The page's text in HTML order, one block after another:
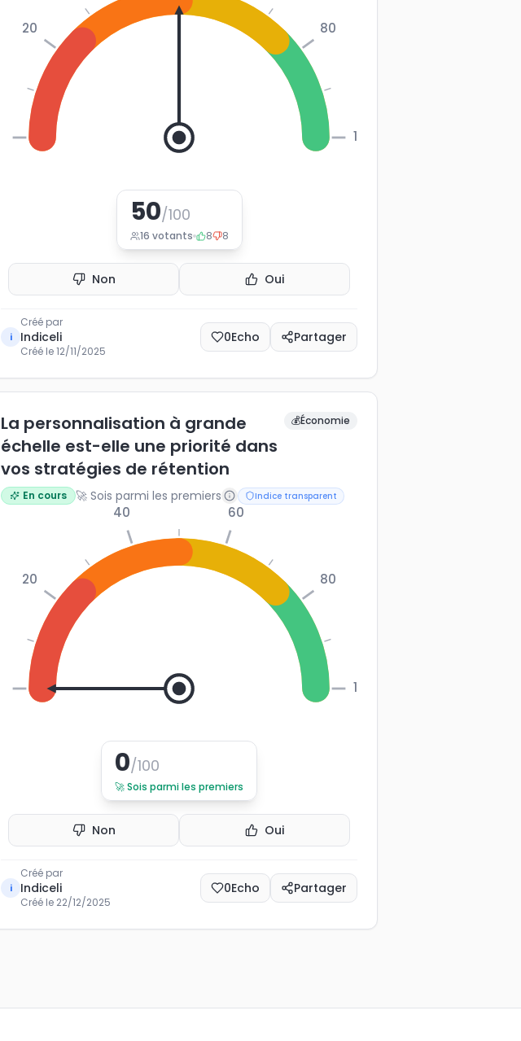
20 80
100
50/100
16 votants 8 8
Non Oui
i
Créé par
Indiceli
Créé le12/11/2025
0Echo Partager
La personnalisation à grande
échelle est-elle une priorité dans
vos stratégies de rétention
💰Économie
En cours 🚀 Sois parmi les premiers Indice transparent
20
40 60
80
100
0/100
🚀Sois parmi les premiers
Non Oui
i
Créé par
Indiceli
Créé le 22/12/2025
0Echo Partager